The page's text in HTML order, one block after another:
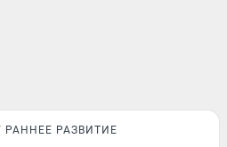
РАННЕЕ РАЗВИТИЕ